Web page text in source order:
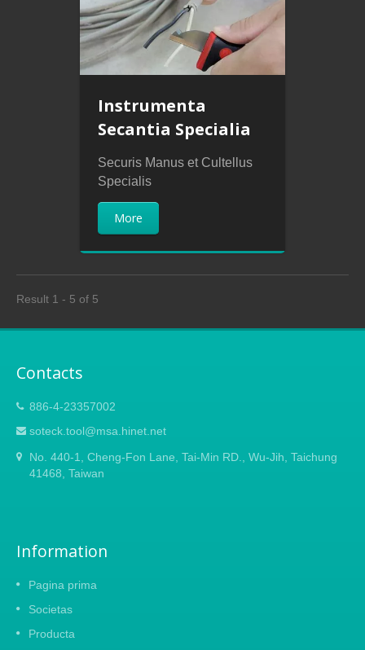
Instrumenta
Secantia Specialia
Securis Manus et Cultellus
Specialis
More
Result 1 - 5 of 5
Contacts
886-4-23357002
soteck.tool@msa.hinet.net
No. 440-1, Cheng-Fon Lane, Tai-Min RD., Wu-Jih, Taichung
41468, Taiwan
Information
Pagina prima
Societas
Producta